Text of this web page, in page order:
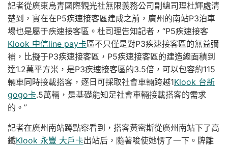
記者從廣東烏青國際觀光社無限義務公司副總司理杜輝處清
楚到，實在在P5疾速接客區建成之前，廣州的南站P3泊車
場也是屬于疾速接客區。杜司理告知記者，“P5疾速接客
Klook 中信line pay卡區不只僅是對P3疾速接客區的無益彌
補，比擬于P3疾速接客區，P5疾速接客區的建造總面積到
達1.2萬平方米，是P3疾速接客區的3.5倍，可以包容約115
輛車同時接載搭客，逐日可採取社會車輛跨越1Klook 台新
gogo卡.5萬輛，是基礎能知足社會車輛接載搭客的需求
的。”
記者在廣州南站蹲點察看到，搭客黃密斯從廣州南站下了高
鐵Klook 永豐 大戶卡出站后，隨著唆使她愣了一下。牌離